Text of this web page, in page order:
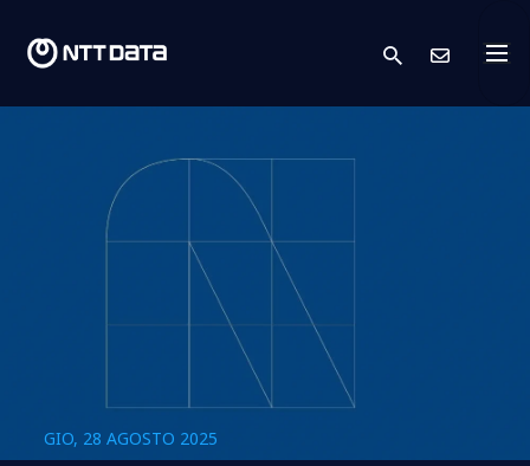
search
GIO, 28 AGOSTO 2025